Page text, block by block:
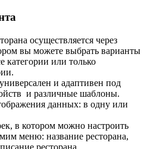
осуществляется через
вы можете выбрать варианты
категории или только
и адаптивен под
и различные шаблоны.
данных: в одну или
в котором можно настроить
меню: название ресторана,
ресторана.